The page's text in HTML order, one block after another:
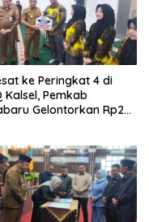
ke Peringkat 4 di
Kalsel, Pemkab
Gelontorkan Rp265